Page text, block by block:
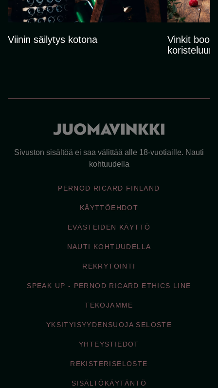
Viinin säilytys kotona
Vinkit
koristeluun
Sivuston sisältöä ei saa välittää alle 18-vuotiaille. Nauti
kohtuudella
PERNOD RICARD FINLAND
KÄYTTÖEHDOT
EVÄSTEIDEN KÄYTTÖ
NAUTI KOHTUUDELLA
REKRYTOINTI
SPEAK UP - PERNOD RICARD ETHICS LINE
TEKOJAMME
YKSITYISYYDENSUOJA SELOSTE
YHTEYSTIEDOT
REKISTERISELOSTE
SISÄLTÖKÄYTÄNTÖ